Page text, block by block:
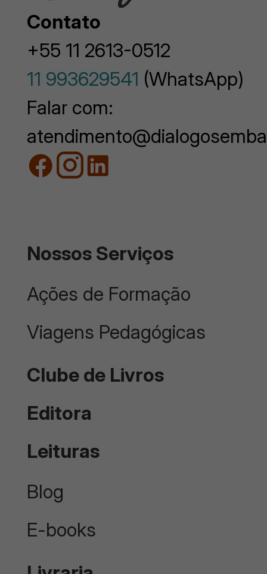
Contato
+55 11 2613-0512
11 993629541 (WhatsApp)
Falar com:
Nossos Serviços
Ações de Formação
Viagens Pedagógicas
Clube de Livros
Editora
Leituras
Blog
E-books